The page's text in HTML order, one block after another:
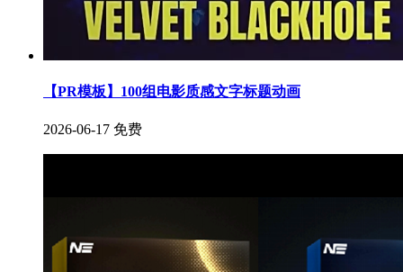
【PR模板】100组电影质感文字标题动画
2026-06-17 免费